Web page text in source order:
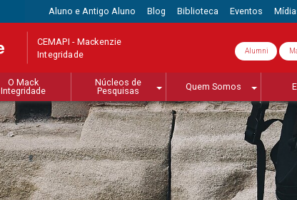
Aluno e Antigo Aluno Blog Biblioteca Eventos
CEMAPI - Mackenzie
Integridade Alumni
O Mack
Integridade
Núcleos de
Pesquisas
Quem Somos